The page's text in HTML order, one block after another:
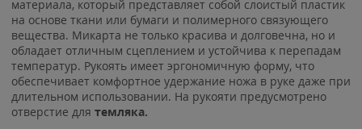
материала, который представляет собой слоистый пластик
на основе ткани или бумаги и полимерного связующего
вещества. Микарта не только красива и долговечна, но и
обладает отличным сцеплением и устойчива к перепадам
температур. Рукоять имеет эргономичную форму, что
обеспечивает комфортное удержание ножа в руке даже при
длительном использовании. На рукояти предусмотрено
отверстие для темляка.